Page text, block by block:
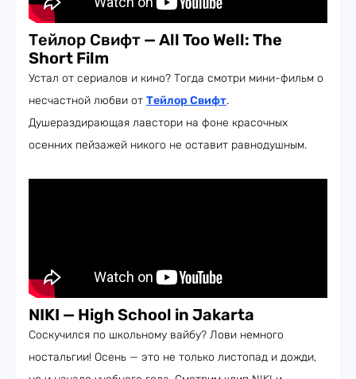
Тейлор Свифт — All Too Well: The
Short Film
Устал от сериалов и кино? Тогда смотри мини-фильм о
несчастной любви от Тейлор Свифт.
Душераздирающая лавстори на фоне красочных
осенних пейзажей никого не оставит равнодушным.
NIKI — High School in Jakarta
Соскучился по школьному вайбу? Лови немного
ностальгии! Осень — это не только листопад и дожди,